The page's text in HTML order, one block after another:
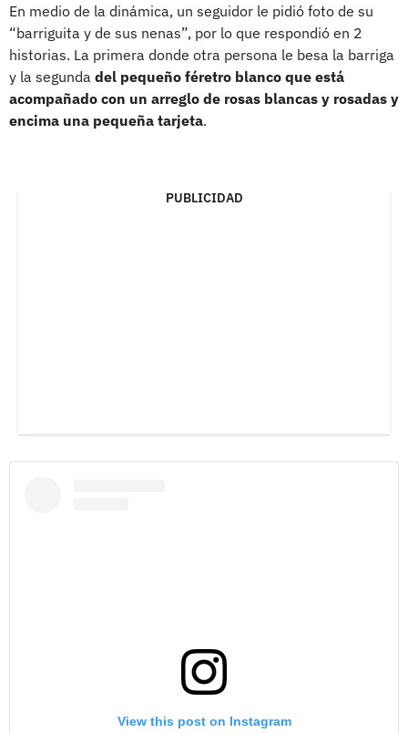
En medio de la dinámica, un seguidor le pidió foto de su
“barriguita y de sus nenas”, por lo que respondió en 2
historias. La primera donde otra persona le besa la barriga
y la segunda del pequeño féretro blanco que está
acompañado con un arreglo de rosas blancas y rosadas y
encima una pequeña tarjeta.
PUBLICIDAD
View this post on Instagram